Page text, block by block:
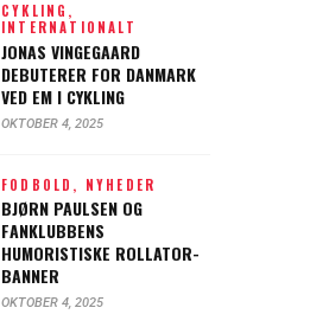
CYKLING,
INTERNATIONALT
JONAS VINGEGAARD
DEBUTERER FOR DANMARK
VED EM I CYKLING
OKTOBER 4, 2025
FODBOLD, NYHEDER
BJØRN PAULSEN OG
FANKLUBBENS
HUMORISTISKE ROLLATOR-
BANNER
OKTOBER 4, 2025